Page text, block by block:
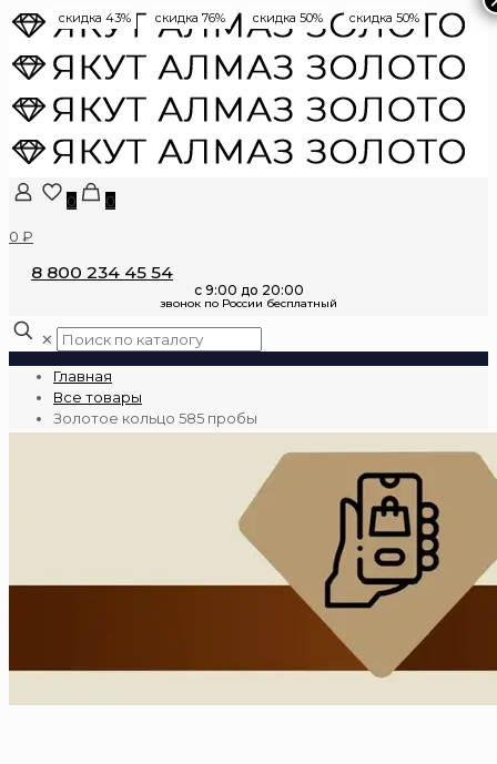
0
0
0 ₽
8 800 234 45 54
✕
Главная
Все товары
Золотое кольцо 585 пробы
скидка 43% скидка 76% скидка 50% скидка 50%